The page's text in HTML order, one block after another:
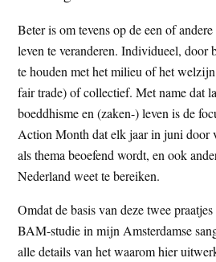
Beter is om tevens op de een of
leven te veranderen. Individueel, door
te houden met het milieu of het
fair trade) of collectief. Met name dat
boeddhisme en (zaken-) leven is de
Action Month dat elk jaar in juni door
als thema beoefend wordt, en ook
Nederland weet te bereiken.
Omdat de basis van deze twee
BAM-studie in mijn Amsterdamse
alle details van het waarom hier